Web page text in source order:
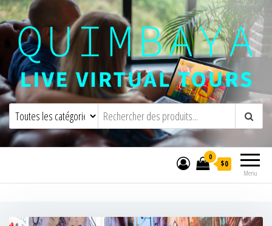
Quimbaya Virtual ToursVisites virtuelles interactives en direct
Menu
0
$0